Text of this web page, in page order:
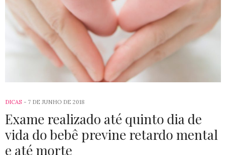
DICAS 7 DE JUNHO DE 2018
Exame realizado até quinto dia de
vida do bebê previne retardo mental
e até morte